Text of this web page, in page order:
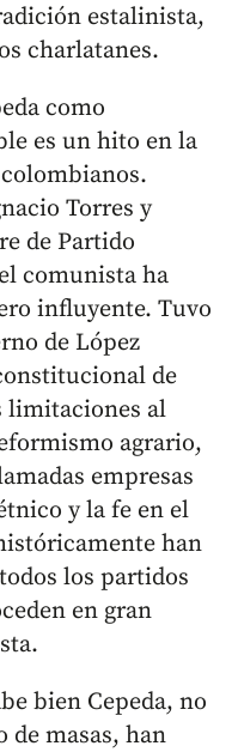
estalinista,
charlatanes.
como
es un hito en la
Torres y
de Partido
comunista ha
influyente. Tuvo
de López
de
limitaciones al
agrario,
empresas
y la fe en el
han
los partidos
en gran
bien Cepeda, no
de masas, han